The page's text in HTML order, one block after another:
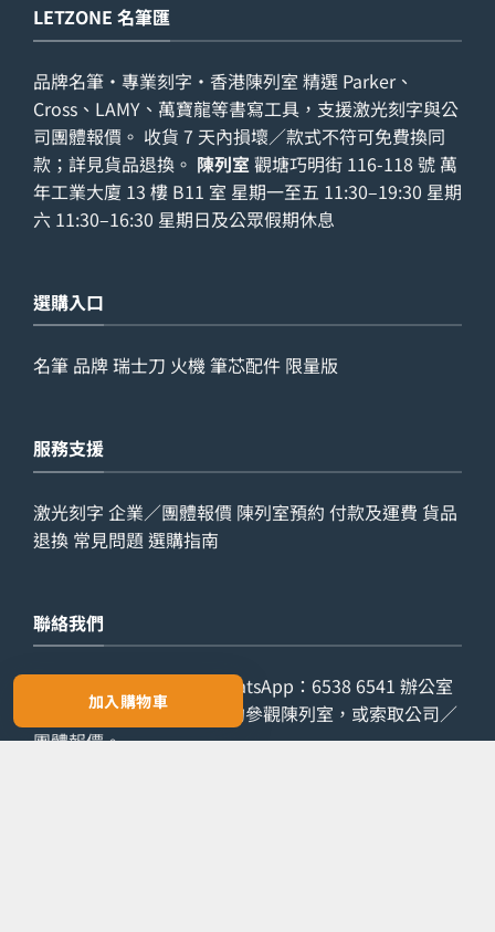
加入購物車
LETZONE 名筆匯
品牌名筆・專業刻字・香港陳列室 精選 Parker、
Cross、LAMY、萬寶龍等書寫工具，支援激光刻字與公
司團體報價。 收貨 7 天內損壞／款式不符可免費換同
款；詳見貨品退換 。 陳列室 觀塘巧明街 116-118 號 萬
年工業大廈 13 樓 B11 室 星期一至五 11:30–19:30 星期
六 11:30–16:30 星期日及公眾假期休息
選購入口
名筆 品牌瑞士刀 火機筆芯配件 限量版
服務支援
激光刻字 企業／團體報價 陳列室預約 付款及運費 貨品
退換 常見問題 選購指南
聯絡我們
WhatsApp： 6538 6541 辦公室
2861 8762 歡迎預約參觀陳列室，或索取公司／
團體報價。